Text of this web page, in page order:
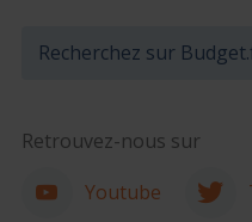
Retrouvez-nous sur
Youtube